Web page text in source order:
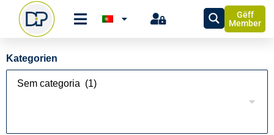
Gëff
Member
Kategorien